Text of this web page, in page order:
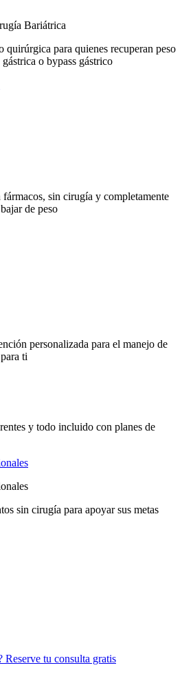
Bariátrica
quirúrgica para quienes recuperan peso
o bypass gástrico
sin cirugía y completamente
de peso
personalizada para el manejo de
ti
y todo incluido con planes de
sin cirugía para apoyar sus metas
Reserve tu consulta gratis